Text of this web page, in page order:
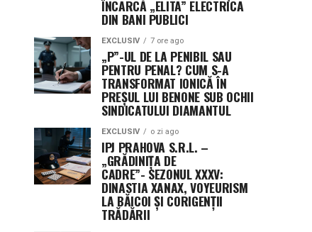
ÎNCARCĂ „ELITA” ELECTRICA
DIN BANI PUBLICI
EXCLUSIV 7 ore ago
„P”-UL DE LA PENIBIL SAU
PENTRU PENAL? CUM S-A
TRANSFORMAT IONICĂ ÎN
PREȘUL LUI BENONE SUB OCHII
SINDICATULUI DIAMANTUL
EXCLUSIV o zi ago
IPJ PRAHOVA S.R.L. –
„GRĂDINIȚA DE
CADRE”- SEZONUL XXXV:
DINASTIA XANAX, VOYEURISM
LA BĂICOI ȘI CORIGENȚII
TRĂDĂRII